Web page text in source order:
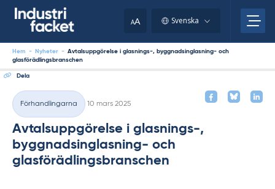
AA Svenska
Hem - Nyheter - Avtalsuppgörelse i glasnings-, byggnadsinglasning- och
glasförädlingsbranschen
Dela
Kategorier
Förhandlingarna
10 mars 2025
Avtalsuppgörelse i glasnings-,
byggnadsinglasning- och
glasförädlingsbranschen